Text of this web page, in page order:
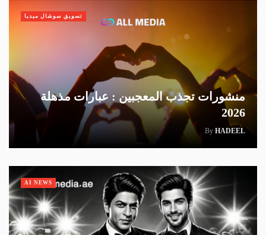
منشورات تجذب المعجبين : عبارات مذهلة
2026
By HADEEL
تسويق سوشال ميديا
AI NEWS